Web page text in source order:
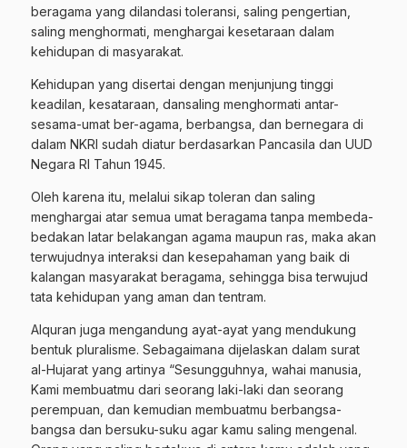
beragama yang dilandasi toleransi, saling pengertian,
saling menghormati, menghargai kesetaraan dalam
kehidupan di masyarakat.
Kehidupan yang disertai dengan menjunjung tinggi
keadilan, kesataraan, dansaling menghormati antar-
sesama-umat ber-agama, berbangsa, dan bernegara di
dalam NKRI sudah diatur berdasarkan Pancasila dan UUD
Negara RI Tahun 1945.
Oleh karena itu, melalui sikap toleran dan saling
menghargai atar semua umat beragama tanpa membeda-
bedakan latar belakangan agama maupun ras, maka akan
terwujudnya interaksi dan kesepahaman yang baik di
kalangan masyarakat beragama, sehingga bisa terwujud
tata kehidupan yang aman dan tentram.
Alquran juga mengandung ayat-ayat yang mendukung
bentuk pluralisme. Sebagaimana dijelaskan dalam surat
al-Hujarat yang artinya “Sesungguhnya, wahai manusia,
Kami membuatmu dari seorang laki-laki dan seorang
perempuan, dan kemudian membuatmu berbangsa-
bangsa dan bersuku-suku agar kamu saling mengenal.